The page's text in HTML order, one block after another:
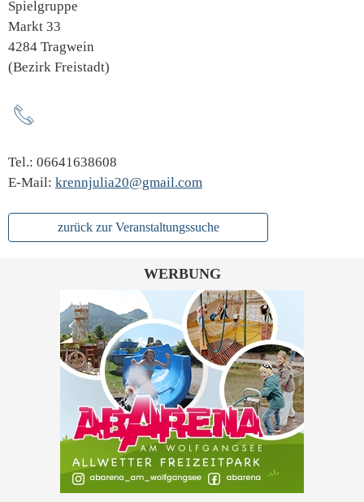
Spielgruppe
Markt 33
4284 Tragwein
(Bezirk Freistadt)
Tel.: 06641638608
E-Mail: krennjulia20@gmail.com
zurück zur Veranstaltungssuche
WERBUNG